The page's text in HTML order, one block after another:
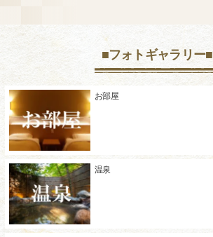
■フォトギャラリー■
お部屋
温泉